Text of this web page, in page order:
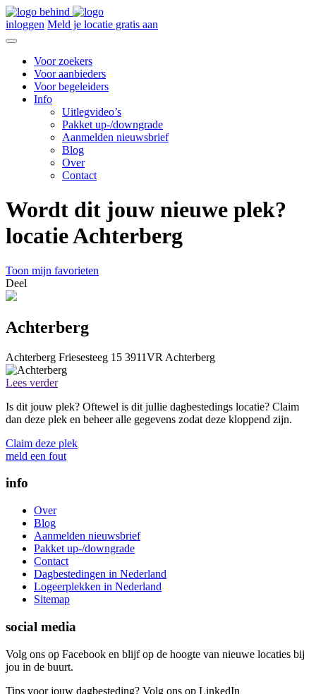
inloggen Meld je locatie gratis aan
Voor zoekers
Voor aanbieders
Voor begeleiders
Info
Uitlegvideo’s
Pakket up-/downgrade
Aanmelden nieuwsbrief
Blog
Over
Contact
Wordt dit jouw nieuwe plek?
locatie Achterberg
Toon mijn favorieten
Deel
Achterberg
Achterberg Friesesteeg 15 3911VR Achterberg
Lees verder
Is dit jouw plek? Oftewel is dit jullie dagbestedings locatie? Claim
dan deze plek en beheer alle gegevens zodat deze kloppend zijn.
Claim deze plek
meld een fout
info
Over
Blog
Aanmelden nieuwsbrief
Pakket up-/downgrade
Contact
Dagbestedingen in Nederland
Logeerplekken in Nederland
Sitemap
social media
Volg ons op Facebook en blijf op de hoogte van nieuwe locaties bij
jou in de buurt.
Tips voor jouw dagbesteding? Volg ons op LinkedIn